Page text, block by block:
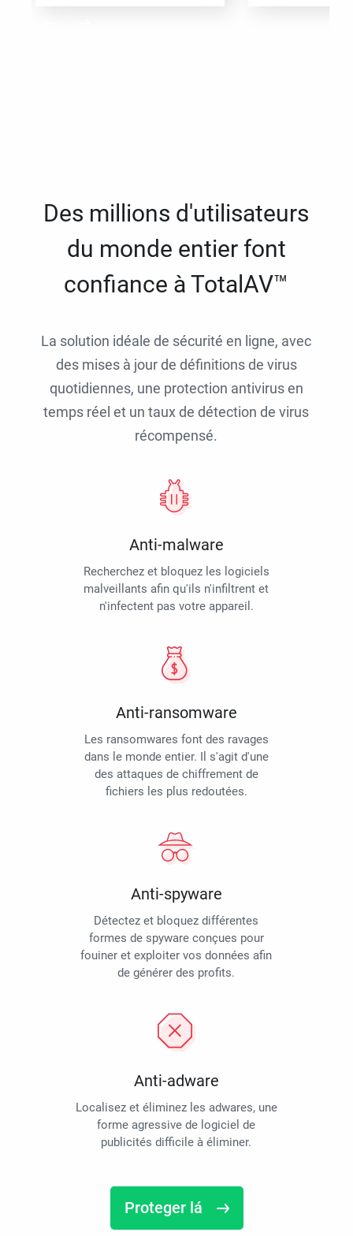
Des millions d'utilisateurs
du monde entier font
confiance à TotalAV™
La solution idéale de sécurité en ligne, avec
des mises à jour de définitions de virus
quotidiennes, une protection antivirus en
temps réel et un taux de détection de virus
récompensé.
Anti-malware
Recherchez et bloquez les logiciels
malveillants afin qu'ils n'infiltrent et
n'infectent pas votre appareil.
Anti-ransomware
Les ransomwares font des ravages
dans le monde entier. Il s'agit d'une
des attaques de chiffrement de
fichiers les plus redoutées.
Anti-spyware
Détectez et bloquez différentes
formes de spyware conçues pour
fouiner et exploiter vos données afin
de générer des profits.
Anti-adware
Localisez et éliminez les adwares, une
forme agressive de logiciel de
publicités difficile à éliminer.
Proteger lá